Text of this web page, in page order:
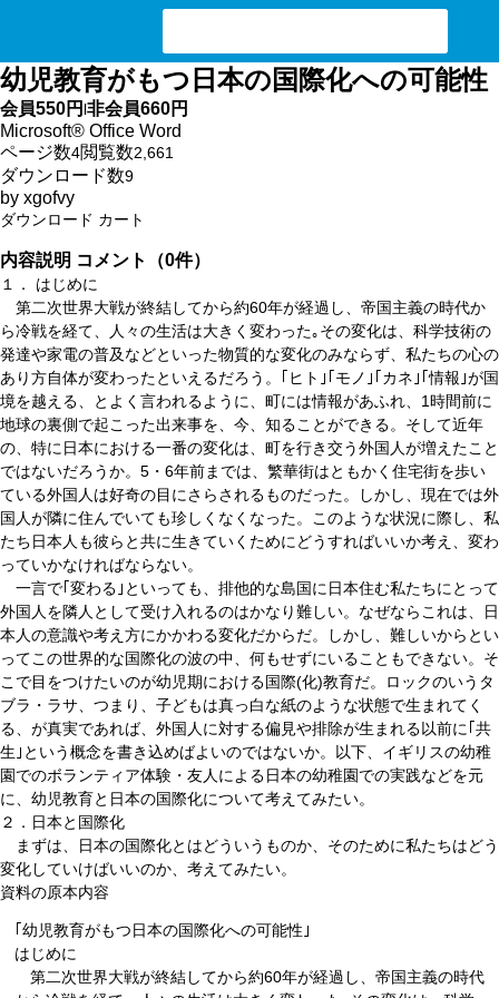
幼児教育がもつ日本の国際化への可能性
会員550円 l非会員660円
Microsoft® Office Word
ページ数4閲覧数2,661
ダウンロード数9
by xgofvy
ダウンロード カート
内容説明 コメント（0件）
１． はじめに
第二次世界大戦が終結してから約60年が経過し、帝国主義の時代か
ら冷戦を経て、人々の生活は大きく変わった｡その変化は、科学技術の
発達や家電の普及などといった物質的な変化のみならず、私たちの心の
あり方自体が変わったといえるだろう。｢ヒト｣｢モノ｣｢カネ｣｢情報｣が国
境を越える、とよく言われるように、町には情報があふれ、1時間前に
地球の裏側で起こった出来事を、今、知ることができる。そして近年
の、特に日本における一番の変化は、町を行き交う外国人が増えたこと
ではないだろうか。5・6年前までは、繁華街はともかく住宅街を歩い
ている外国人は好奇の目にさらされるものだった。しかし、現在では外
国人が隣に住んでいても珍しくなくなった。このような状況に際し、私
たち日本人も彼らと共に生きていくためにどうすればいいか考え、変わ
っていかなければならない。
一言で｢変わる｣といっても、排他的な島国に日本住む私たちにとって
外国人を隣人として受け入れるのはかなり難しい。なぜならこれは、日
本人の意識や考え方にかかわる変化だからだ。しかし、難しいからとい
ってこの世界的な国際化の波の中、何もせずにいることもできない。そ
こで目をつけたいのが幼児期における国際(化)教育だ。ロックのいうタ
ブラ・ラサ、つまり、子どもは真っ白な紙のような状態で生まれてく
る、が真実であれば、外国人に対する偏見や排除が生まれる以前に｢共
生｣という概念を書き込めばよいのではないか。以下、イギリスの幼稚
園でのボランティア体験・友人による日本の幼稚園での実践などを元
に、幼児教育と日本の国際化について考えてみたい。
２．日本と国際化
まずは、日本の国際化とはどういうものか、そのために私たちはどう
変化していけばいいのか、考えてみたい。
資料の原本内容
｢幼児教育がもつ日本の国際化への可能性｣
はじめに
第二次世界大戦が終結してから約60年が経過し、帝国主義の時代